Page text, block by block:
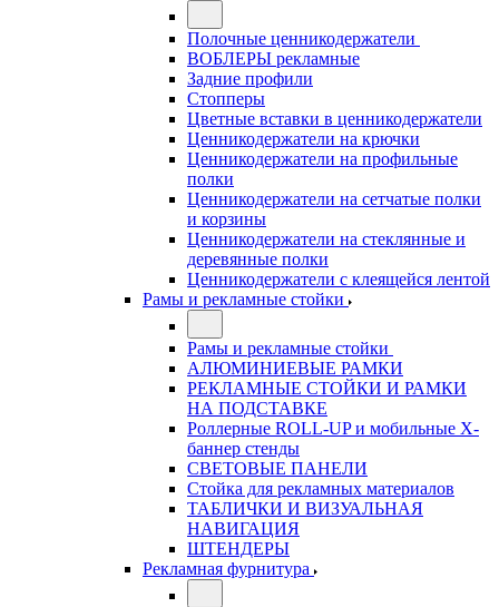
Полочные ценникодержатели
ВОБЛЕРЫ рекламные
Задние профили
Стопперы
Цветные вставки в ценникодержатели
Ценникодержатели на крючки
Ценникодержатели на профильные
полки
Ценникодержатели на сетчатые полки
и корзины
Ценникодержатели на стеклянные и
деревянные полки
Ценникодержатели с клеящейся лентой
Рамы и рекламные стойки
Рамы и рекламные стойки
АЛЮМИНИЕВЫЕ РАМКИ
РЕКЛАМНЫЕ СТОЙКИ И РАМКИ
НА ПОДСТАВКЕ
Роллерные ROLL-UP и мобильные X-
баннер стенды
СВЕТОВЫЕ ПАНЕЛИ
Стойка для рекламных материалов
ТАБЛИЧКИ И ВИЗУАЛЬНАЯ
НАВИГАЦИЯ
ШТЕНДЕРЫ
Рекламная фурнитура